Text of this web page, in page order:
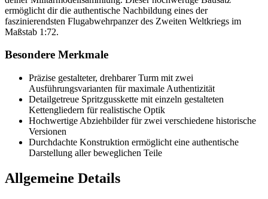
ermöglicht dir die authentische Nachbildung eines der
faszinierendsten Flugabwehrpanzer des Zweiten Weltkriegs im
Maßstab 1:72.
Besondere Merkmale
Präzise gestalteter, drehbarer Turm mit zwei
Ausführungsvarianten für maximale Authentizität
Detailgetreue Spritzgusskette mit einzeln gestalteten
Kettengliedern für realistische Optik
Hochwertige Abziehbilder für zwei verschiedene historische
Versionen
Durchdachte Konstruktion ermöglicht eine authentische
Darstellung aller beweglichen Teile
Allgemeine Details